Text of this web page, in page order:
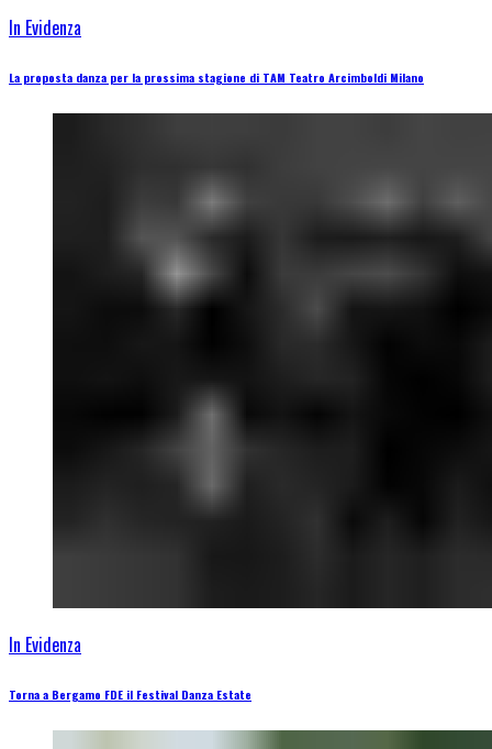
In Evidenza
La proposta danza per la prossima stagione di TAM Teatro Arcimboldi Milano
In Evidenza
Torna a Bergamo FDE il Festival Danza Estate